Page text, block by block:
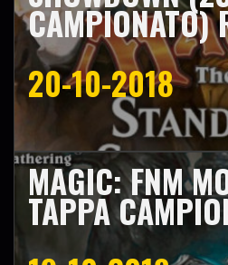
CAMPIONATO)
20-10-2018
MAGIC: FNM
TAPPA